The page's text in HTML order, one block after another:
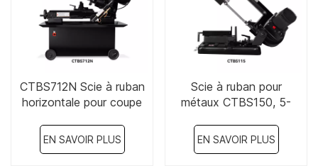
CTBS712N Scie à ruban
horizontale pour coupe
380 V
EN SAVOIR PLUS
Scie à ruban pour
métaux CTBS150, 5-
EN SAVOIR PLUS